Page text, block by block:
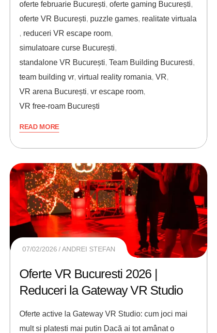
oferte februarie București, oferte gaming București,
oferte VR București, puzzle games, realitate virtuala
, reduceri VR escape room,
simulatoare curse București,
standalone VR București, Team Building Bucuresti,
team building vr, virtual reality romania, VR,
VR arena București, vr escape room,
VR free-roam București
READ MORE
07/02/2026 ANDREI STEFAN
Oferte VR Bucuresti 2026 |
Reduceri la Gateway VR Studio
Oferte active la Gateway VR Studio: cum joci mai
mult si platesti mai putin Dacă ai tot amânat o